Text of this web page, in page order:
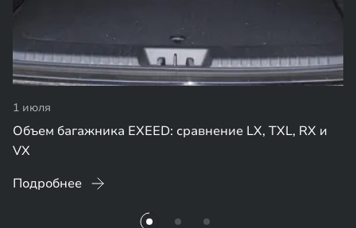
1 июля
Объем багажника EXEED: сравнение LX, TXL, RX и
VX
Подробнее